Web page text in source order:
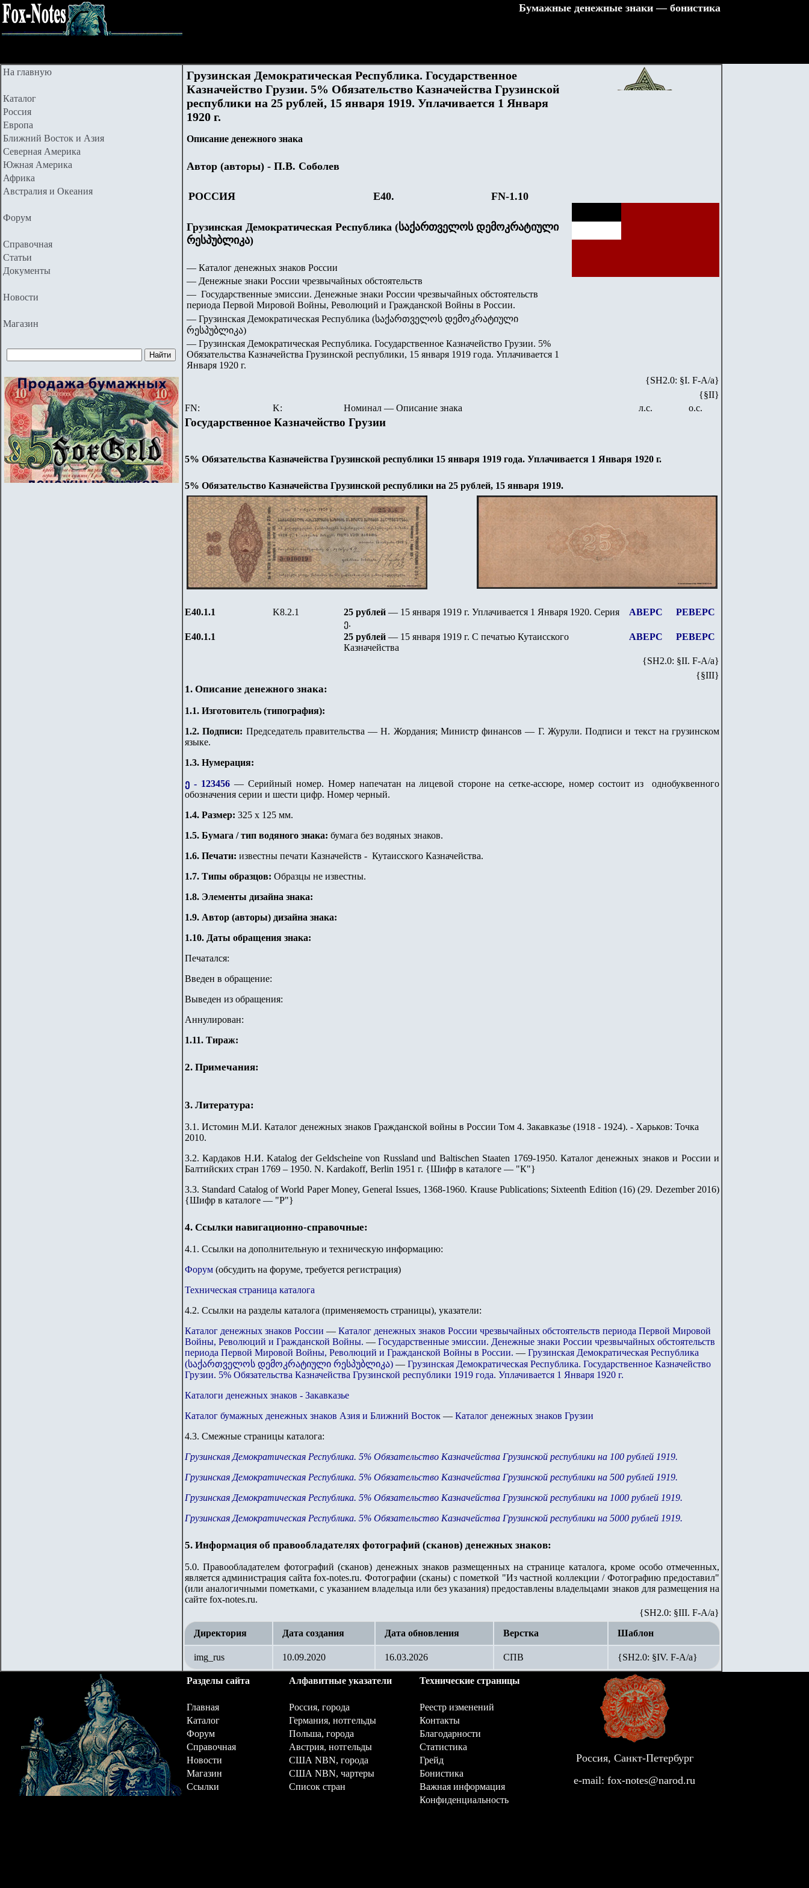
Бумажные денежные знаки — бонистика
На главную
Каталог
Россия
Европа
Ближний Восток и Азия
Северная Америка
Южная Америка
Африка
Австралия и Океания
Форум
Справочная
Статьи
Документы
Новости
Магазин
Грузинская Демократическая Республика. Государственное
Казначейство Грузии. 5% Обязательство Казначейства Грузинской
республики на 25 рублей, 15 января 1919. Уплачивается 1 Января
1920 г.
Описание денежного знака
Автор (авторы) - П.В. Соболев
РОССИЯ Е40. FN-1.10
Грузинская Демократическая Республика (საქართველოს დემოკრატიული
რესპუბლიკა)
— Каталог денежных знаков России
— Денежные знаки России чрезвычайных обстоятельств
— Государственные эмиссии. Денежные знаки России чрезвычайных обстоятельств
периода Первой Мировой Войны, Революций и Гражданской Войны в России.
— Грузинская Демократическая Республика (საქართველოს დემოკრატიული
რესპუბლიკა)
— Грузинская Демократическая Республика. Государственное Казначейство Грузии. 5%
Обязательства Казначейства Грузинской республики, 15 января 1919 года. Уплачивается 1
Января 1920 г.
{SH2.0: §I. F-А/а}
{§II}
FN:
K: Номинал — Описание знака л.с. о.с.
Государственное Казначейство Грузии
5% Обязательства Казначейства Грузинской республики 15 января 1919 года. Уплачивается 1 Января 1920 г.
5% Обязательство Казначейства Грузинской республики на 25 рублей, 15 января 1919.
Е40.1.1 K8.2.1 25 рублей — 15 января 1919 г. Уплачивается 1 Января 1920. Серия
ე.
АВЕРС РЕВЕРС
Е40.1.1 25 рублей — 15 января 1919 г. С печатью Кутаисского
Казначейства
АВЕРС РЕВЕРС
{SH2.0: §II. F-A/a}
{§III}
1. Описание денежного знака:
1.1. Изготовитель (типография):
1.2. Подписи: Председатель правительства — Н. Жордания; Министр финансов — Г. Журули. Подписи и текст на грузинском
языке.
1.3. Нумерация:
ე - 123456 — Серийный номер. Номер напечатан на лицевой стороне на сетке-ассюре, номер состоит из однобуквенного
обозначения серии и шести цифр. Номер черный.
1.4. Размер: 325 х 125 мм.
1.5. Бумага / тип водяного знака: бумага без водяных знаков.
1.6. Печати: известны печати Казначейств - Кутаисского Казначейства.
1.7. Типы образцов: Образцы не известны.
1.8. Элементы дизайна знака:
1.9. Автор (авторы) дизайна знака:
1.10. Даты обращения знака:
Печатался:
Введен в обращение:
Выведен из обращения:
Аннулирован:
1.11. Тираж:
2. Примечания:
3. Литература:
3.1. Истомин М.И. Каталог денежных знаков Гражданской войны в России Том 4. Закавказье (1918 - 1924). - Харьков: Точка
2010.
3.2.Кардаков Н.И. Katalog der Geldscheine von Russland und Baltischen Staaten 1769-1950. Каталог денежных знаков и России и
Балтийских стран 1769 – 1950. N. Kardakoff, Berlin 1951 г. {Шифр в каталоге — "К"}
3.3. Standard Catalog of World Paper Money, General Issues, 1368-1960. Krause Publications; Sixteenth Edition (16) (29. Dezember 2016)
{Шифр в каталоге — "Р"}
4. Ссылки навигационно-справочные:
4.1. Ссылки на дополнительную и техническую информацию:
Форум (обсудить на форуме, требуется регистрация)
Техническая страница каталога
4.2. Ссылки на разделы каталога (применяемость страницы), указатели:
Каталог денежных знаков России — Каталог денежных знаков России чрезвычайных обстоятельств периода Первой Мировой
Войны, Революций и Гражданской Войны. — Государственные эмиссии. Денежные знаки России чрезвычайных обстоятельств
периода Первой Мировой Войны, Революций и Гражданской Войны в России. — Грузинская Демократическая Республика
(საქართველოს დემოკრატიული რესპუბლიკა) — Грузинская Демократическая Республика. Государственное Казначейство
Грузии. 5% Обязательства Казначейства Грузинской республики 1919 года. Уплачивается 1 Января 1920 г.
Каталоги денежных знаков - Закавказье
Каталог бумажных денежных знаков Азия и Ближний Восток — Каталог денежных знаков Грузии
4.3. Смежные страницы каталога:
Грузинская Демократическая Республика. 5% Обязательство Казначейства Грузинской республики на 100 рублей 1919.
Грузинская Демократическая Республика. 5% Обязательство Казначейства Грузинской республики на 500 рублей 1919.
Грузинская Демократическая Республика. 5% Обязательство Казначейства Грузинской республики на 1000 рублей 1919.
Грузинская Демократическая Республика. 5% Обязательство Казначейства Грузинской республики на 5000 рублей 1919.
5. Информация об правообладателях фотографий (сканов) денежных знаков:
5.0. Правообладателем фотографий (сканов) денежных знаков размещенных на странице каталога, кроме особо отмеченных,
является администрация сайта fox-notes.ru. Фотографии (сканы) с пометкой "Из частной коллекции / Фотографию предоставил"
(или аналогичными пометками, с указанием владельца или без указания) предоставлены владельцами знаков для размещения на
сайте fox-notes.ru.
{SH2.0: §III. F-A/а}
Директория
Дата создания Дата обновления Верстка Шаблон
img_rus 10.09.2020 16.03.2026 СПВ {SH2.0: §IV. F-А/а}
Разделы сайта Алфавитные указатели Технические страницы
Главная Россия, города
Реестр изменений
Каталог
Германия, нотгельды
Контакты
Форум
Польша, города
Благодарности
Справочная
Австрия, нотгельды
Статистика
Новости
США NBN, города
Грейд
Магазин
США NBN, чартеры
Бонистика
Ссылки
Список стран
Важная информация
Конфиденциальность
Россия, Санкт-Петербург
e-mail: fox-notes@narod.ru